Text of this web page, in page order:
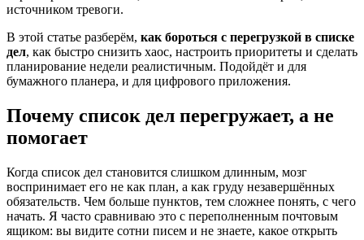
источником тревоги.
В этой статье разберём, как бороться с перегрузкой в списке
дел, как быстро снизить хаос, настроить приоритеты и сделать
планирование недели реалистичным. Подойдёт и для
бумажного планера, и для цифрового приложения.
Почему список дел перегружает, а не
помогает
Когда список дел становится слишком длинным, мозг
воспринимает его не как план, а как груду незавершённых
обязательств. Чем больше пунктов, тем сложнее понять, с чего
начать. Я часто сравниваю это с переполненным почтовым
ящиком: вы видите сотни писем и не знаете, какое открыть